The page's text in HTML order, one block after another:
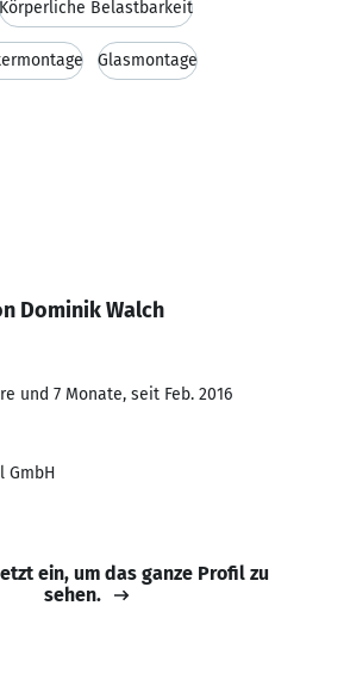
Körperliche Belastbarkeit
Glasmontage
Dominik Walch
und 7 Monate, seit Feb. 2016
GmbH
ein, um das ganze Profil zu
sehen.